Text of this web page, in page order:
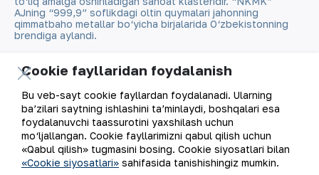
AJning “999,9” soflikdagi oltin quymalari jahonning
qimmatbaho metallar bo‘yicha birjalarida O‘zbekistonning
brendiga aylandi.
Kompaniya haqida
Bizning faoliyatimiz
Barqaror rivojlanish
Investorlarga
Aloqalar
Sayt xaritasi
Foydalanish shartlari
Cookie fayllaridan
Cookie fayllaridan foydalanish
Bu veb-sayt cookie fayllardan foydalanadi. Ularning
ba’zilari saytning ishlashini ta’minlaydi, boshqalari esa
foydalanuvchi taassurotini yaxshilash uchun
mo‘ljallangan. Cookie fayllarimizni qabul qilish uchun
«Qabul qilish» tugmasini bosing. Cookie siyosatlari bilan
«Cookie siyosatlari» sahifasida tanishishingiz mumkin.